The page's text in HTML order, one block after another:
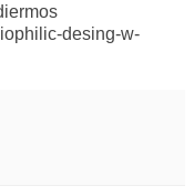
desing-w-